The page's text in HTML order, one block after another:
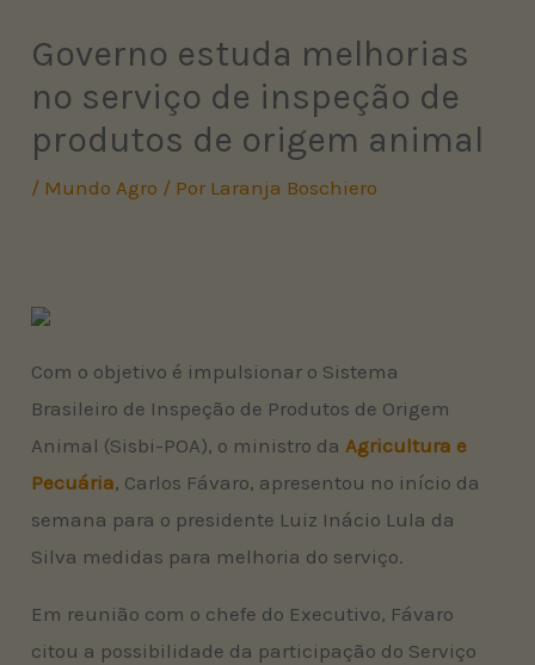
Governo estuda melhorias
no serviço de inspeção de
produtos de origem animal
/ Mundo Agro / Por Laranja Boschiero
Com o objetivo é impulsionar o Sistema
Brasileiro de Inspeção de Produtos de Origem
Animal (Sisbi-POA), o ministro daAgricultura e
Pecuária, Carlos Fávaro, apresentou no início da
semana para o presidente Luiz Inácio Lula da
Silva medidas para melhoria do serviço.
Em reunião com o chefe do Executivo, Fávaro
citou a possibilidade da participação do Serviço